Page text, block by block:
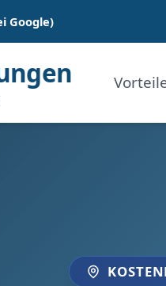
Google)